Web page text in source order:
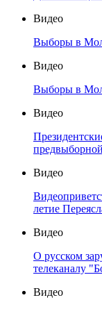
Видео
Выборы в
Видео
Выборы в
Видео
Видео
летие
Видео
О русском
телеканалу
Видео